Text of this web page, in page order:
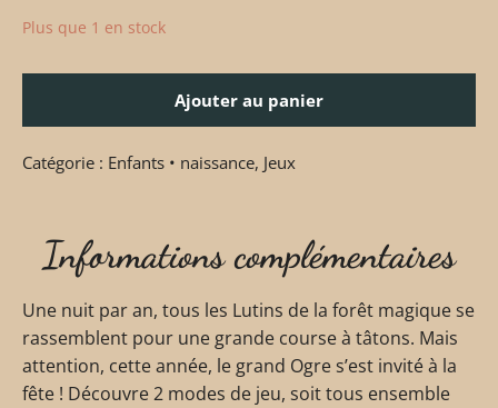
Plus que 1 en stock
Ajouter au panier
Catégorie : Enfants • naissance, Jeux
Informations complémentaires
Une nuit par an, tous les Lutins de la forêt magique se
rassemblent pour une grande course à tâtons. Mais
attention, cette année, le grand Ogre s’est invité à la
fête ! Découvre 2 modes de jeu, soit tous ensemble